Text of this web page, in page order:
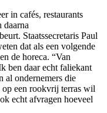
in cafés, restaurants
daarna
Staatssecretaris Paul
dat als een volgende
de horeca. “Van
ben daar echt faliekant
al ondernemers die
een rookvrij terras wil
echt afvragen hoeveel